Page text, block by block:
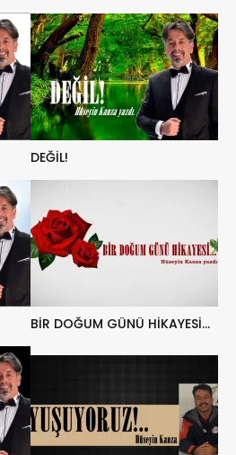
DEĞİL!
BİR DOĞUM GÜNÜ HİKAYESİ…